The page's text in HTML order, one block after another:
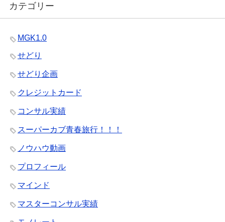
カテゴリー
MGK1.0
せどり
せどり企画
クレジットカード
コンサル実績
スーパーカブ青春旅行！！！
ノウハウ動画
プロフィール
マインド
マスターコンサル実績